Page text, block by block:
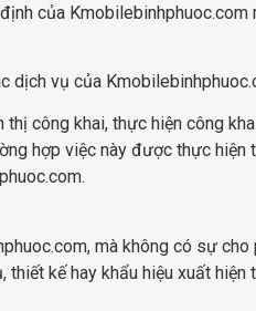
của
vụ của
công khai, thực hiện công
hợp việc này được thực
mà không có sự
kế hay khẩu hiệu xuất